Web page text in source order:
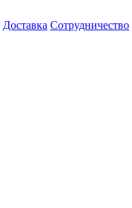
Доставка Сотрудничество